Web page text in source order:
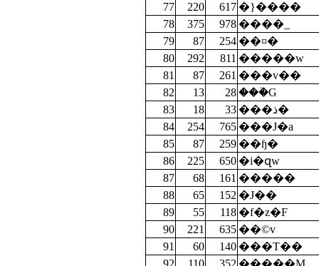
77
220 617 �}����
78
375 978 ����_
79
87 254 ��¤�
80
292 811 �����w
81
87 261 ���v��
82
13 28 ���֫G
83
18 33
���ذ�
84
254 765 ���J�a
85
87 259 ��ɧ�
86
225 650 �i�զw
87
68 161 �����
88
65 152 �J��
89
55 118 �f�z�F
90
221 635 ��©v
91
60 140 ���T��
92
110 352 �����M